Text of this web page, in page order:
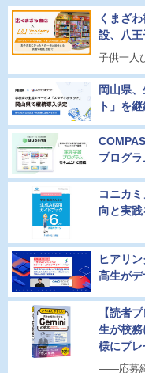
くまざ
設、八
子供一人
岡山県
ト」を
プログ
コニカ
向と実
ヒアリ
高生が
【読者
生が校
様にプレ
――応募